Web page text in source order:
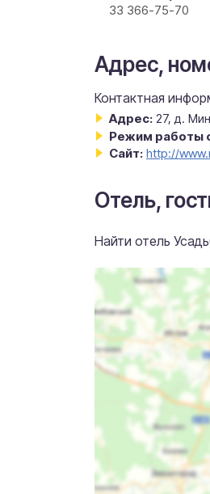
33 366-75-70
Адрес,
Контактная
Адрес: 27, д.
Режим работы
Сайт: http://
Отель,
Найти отель